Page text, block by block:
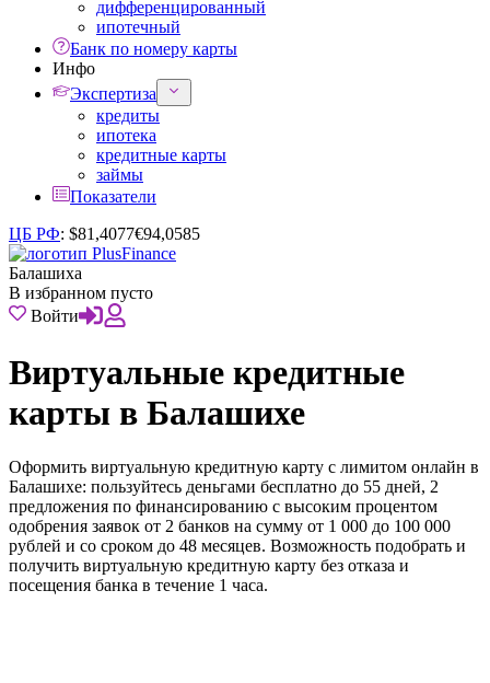
дифференцированный
ипотечный
Банк по номеру карты
Инфо
Экспертиза
кредиты
ипотека
кредитные карты
займы
Показатели
ЦБ РФ: $81,4077€94,0585
Балашиха
В избранном пусто
Войти
Виртуальные кредитные
карты в Балашихе
Оформить виртуальную кредитную карту с лимитом онлайн в
Балашихе: пользуйтесь деньгами бесплатно до 55 дней, 2
предложения по финансированию с высоким процентом
одобрения заявок от 2 банков на сумму от 1 000 до 100 000
рублей и со сроком до 48 месяцев. Возможность подобрать и
получить виртуальную кредитную карту без отказа и
посещения банка в течение 1 часа.